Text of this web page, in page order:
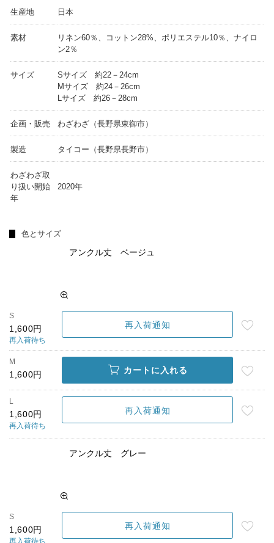
生産地 日本
素材
リネン60％、コットン28%、ポリエステル10％、ナイロ
ン2％
サイズ
Sサイズ 約22－24cm
Mサイズ 約24－26cm
Lサイズ 約26－28cm
企画・販売 わざわざ（長野県東御市）
製造 タイコー（長野県長野市）
わざわざ取
り扱い開始
年
2020年
色とサイズ
アンクル丈 ベージュ
S
1,600円
再入荷待ち
再入荷通知
M
1,600円 カートに入れる
L
1,600円
再入荷待ち
再入荷通知
アンクル丈 グレー
S
1,600円
再入荷待ち
再入荷通知